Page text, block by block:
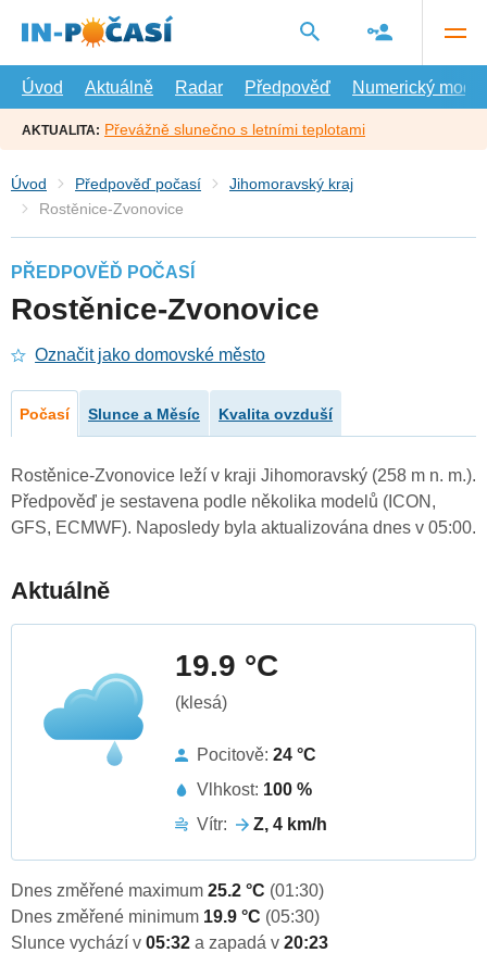
hlavní
Úvod
Aktuálně Radar Předpověď Numerický model
AKTUALITA: Převážně slunečno s letními teplotami
Úvod Předpověď počasí
Jihomoravský kraj
Rostěnice-Zvonovice
PŘEDPOVĚĎ POČASÍ
Rostěnice-Zvonovice
Označit jako domovské město
Počasí Slunce a Měsíc Kvalita ovzduší
Rostěnice-Zvonovice leží v kraji Jihomoravský (258 m n. m.).
Předpověď je sestavena podle několika modelů (ICON,
GFS, ECMWF). Naposledy byla aktualizována dnes v 05:00.
Aktuálně
19.9 °C
(klesá)
Pocitově: 24 °C
Vlhkost: 100 %
Vítr:
Z, 4 km/h
Dnes změřené maximum 25.2 °C (01:30)
Dnes změřené minimum 19.9 °C (05:30)
Slunce vychází v 05:32 a zapadá v 20:23